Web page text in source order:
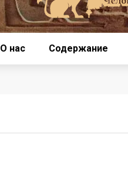
О нас Содержание